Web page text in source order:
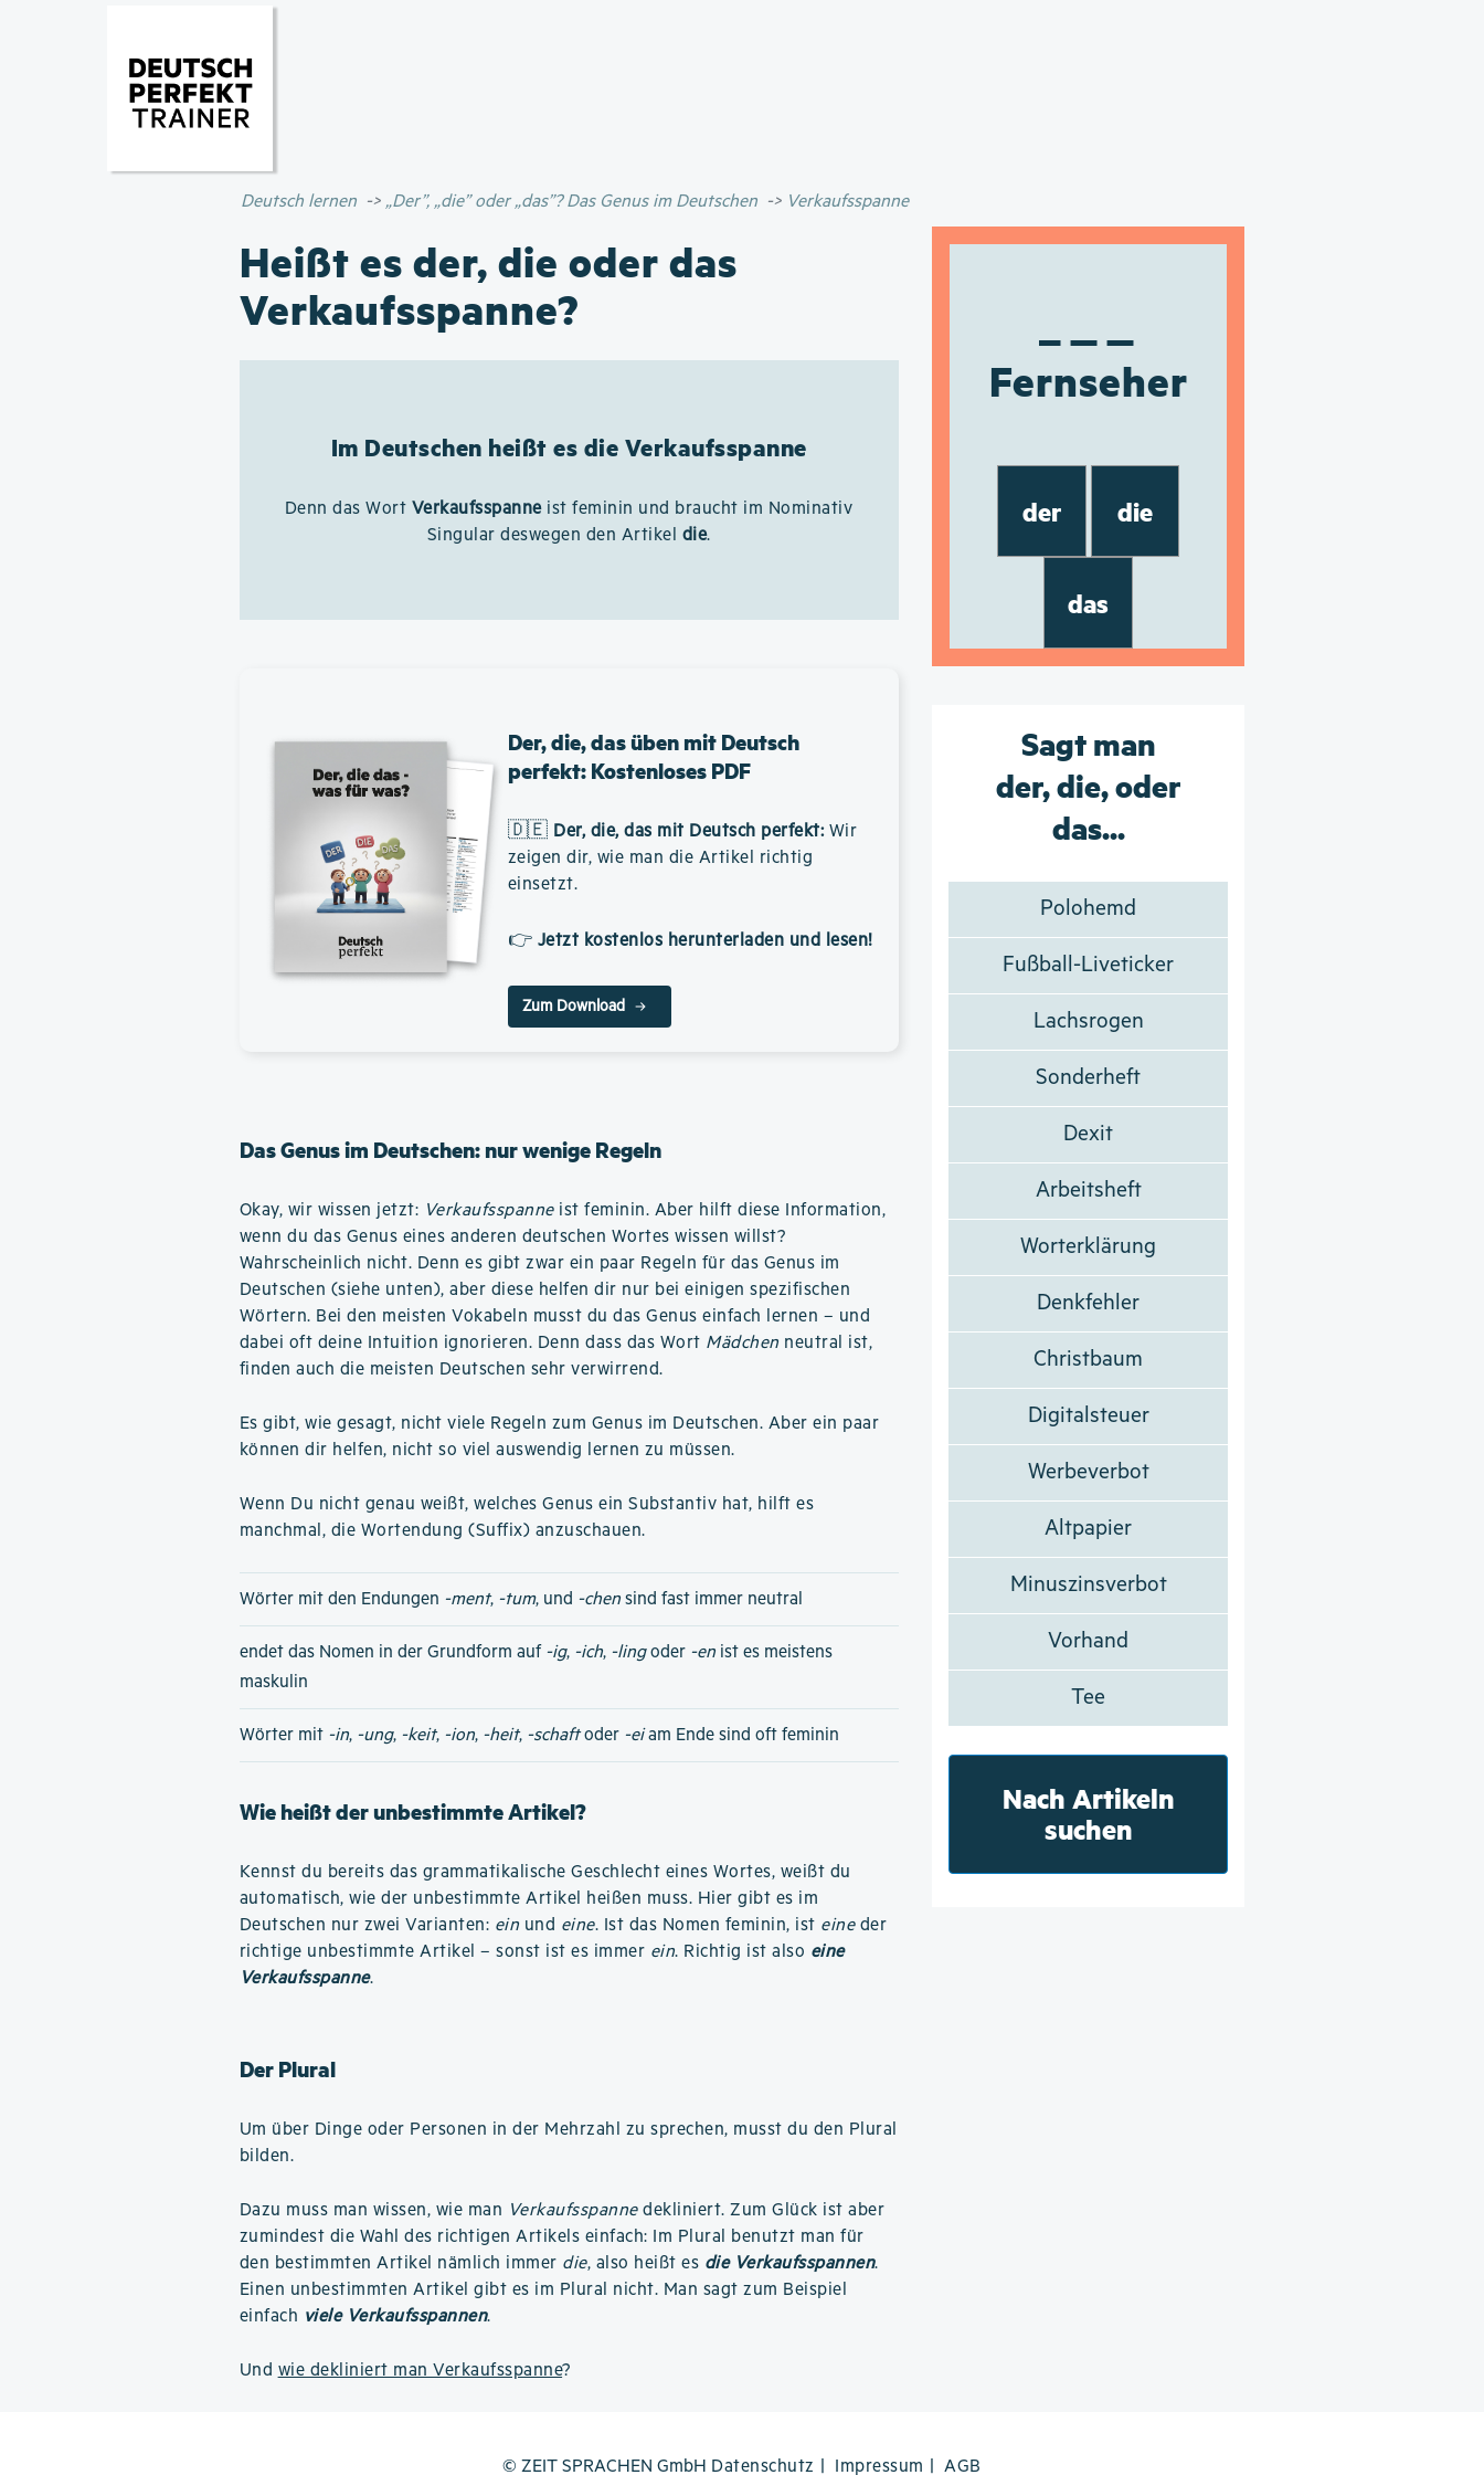
Deutsch lernen „Der”, „die” oder „das”? Das Genus im Deutschen Verkaufsspanne
Heißt es der, die oder das
Verkaufsspanne?
Im Deutschen heißt es die Verkaufsspanne
Denn das Wort Verkaufsspanneist feminin und braucht im Nominativ
Singular deswegen den Artikel die.
Der, die, das üben mit Deutsch
perfekt: Kostenloses PDF
🇩🇪 Der, die, das mit Deutsch perfekt: Wir
zeigen dir, wie man die Artikel richtig
einsetzt.
👉 Jetzt kostenlos herunterladen und lesen!
Zum Download
Das Genus im Deutschen: nur wenige Regeln
Okay, wir wissen jetzt: Verkaufsspanneist feminin. Aber hilft diese Information,
wenn du das Genus eines anderen deutschen Wortes wissen willst?
Wahrscheinlich nicht. Denn es gibt zwar ein paar Regeln für das Genus im
Deutschen (siehe unten), aber diese helfen dir nur bei einigen spezifischen
Wörtern. Bei den meisten Vokabeln musst du das Genus einfach lernen – und
dabei oft deine Intuition ignorieren. Denn dass das Wort Mädchen neutral ist,
finden auch die meisten Deutschen sehr verwirrend.
Es gibt, wie gesagt, nicht viele Regeln zum Genus im Deutschen. Aber ein paar
können dir helfen, nicht so viel auswendig lernen zu müssen.
Wenn Du nicht genau weißt, welches Genus ein Substantiv hat, hilft es
manchmal, die Wortendung (Suffix) anzuschauen.
Wörter mit den Endungen -ment, -tum, und -chensind fast immer neutral
endet das Nomen in der Grundform auf -ig, -ich, -lingoder -enist es meistens
maskulin
Wörter mit -in, -ung, -keit, -ion, -heit, -schaftoder -eiam Ende sind oft feminin
Wie heißt der unbestimmte Artikel?
Kennst du bereits das grammatikalische Geschlecht eines Wortes, weißt du
automatisch, wie der unbestimmte Artikel heißen muss. Hier gibt es im
Deutschen nur zwei Varianten: ein und eine. Ist das Nomen feminin, ist eineder
richtige unbestimmte Artikel – sonst ist es immer ein. Richtig ist also eine
Verkaufsspanne.
Der Plural
Um über Dinge oder Personen in der Mehrzahl zu sprechen, musst du den Plural
bilden.
Dazu muss man wissen, wie man Verkaufsspannedekliniert. Zum Glück ist aber
zumindest die Wahl des richtigen Artikels einfach: Im Plural benutzt man für
den bestimmten Artikel nämlich immer die, also heißt es die Verkaufsspannen.
Einen unbestimmten Artikel gibt es im Plural nicht. Man sagt zum Beispiel
einfach viele Verkaufsspannen.
Und wie dekliniert man Verkaufsspanne?
Fernseher
der die
das
Sagt man
der, die, oder
das...
Polohemd
Fußball-Liveticker
Lachsrogen
Sonderheft
Dexit
Arbeitsheft
Worterklärung
Denkfehler
Christbaum
Digitalsteuer
Werbeverbot
Altpapier
Minuszinsverbot
Vorhand
Tee
Nach Artikeln
suchen
© ZEIT SPRACHEN GmbH Datenschutz Impressum AGB